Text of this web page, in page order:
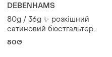
DEBENHAMS
80g / 36g ✨ розкішний
сатиновий бюстгальтер
балконет без бретель з
80G